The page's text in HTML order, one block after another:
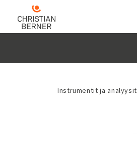
Instrumentit ja analyysit